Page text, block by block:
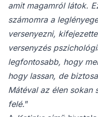
amit magamról látok.
számomra a
versenyezni,
versenyzés
legfontosabb, hogy
hogy lassan, de
Mátéval az élen sokan
felé.”